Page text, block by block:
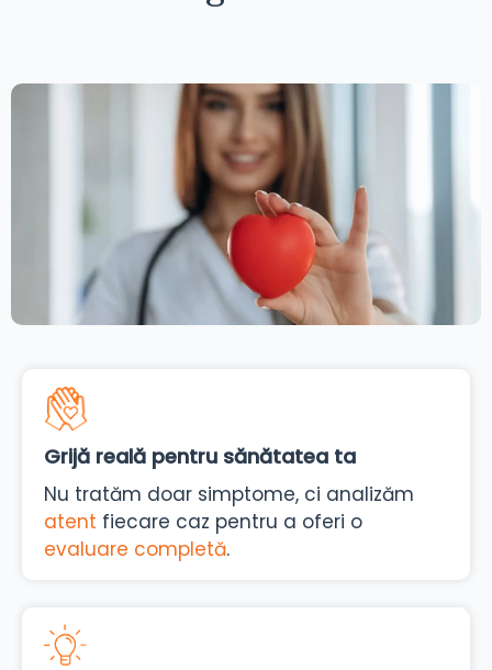
Grijă reală pentru sănătatea ta
Nu tratăm doar simptome, ci analizăm
atent fiecare caz pentru a oferi o
evaluare completă.